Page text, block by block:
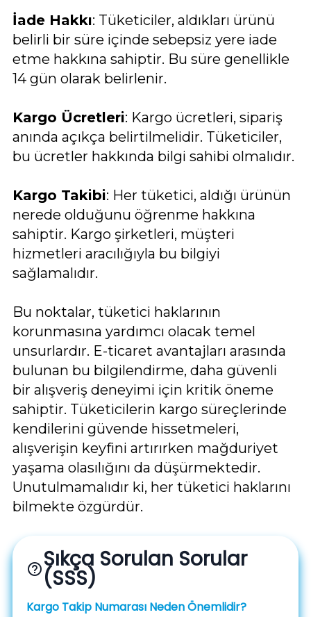
İade Hakkı: Tüketiciler, aldıkları ürünü
belirli bir süre içinde sebepsiz yere iade
etme hakkına sahiptir. Bu süre genellikle
14 gün olarak belirlenir.
Kargo Ücretleri: Kargo ücretleri, sipariş
anında açıkça belirtilmelidir. Tüketiciler,
bu ücretler hakkında bilgi sahibi olmalıdır.
Kargo Takibi: Her tüketici, aldığı ürünün
nerede olduğunu öğrenme hakkına
sahiptir. Kargo şirketleri, müşteri
hizmetleri aracılığıyla bu bilgiyi
sağlamalıdır.
Bu noktalar, tüketici haklarının
korunmasına yardımcı olacak temel
unsurlardır. E-ticaret avantajları arasında
bulunan bu bilgilendirme, daha güvenli
bir alışveriş deneyimi için kritik öneme
sahiptir. Tüketicilerin kargo süreçlerinde
kendilerini güvende hissetmeleri,
alışverişin keyfini artırırken mağduriyet
yaşama olasılığını da düşürmektedir.
Unutulmamalıdır ki, her tüketici haklarını
bilmekte özgürdür.
help_outlineSıkça Sorulan Sorular
(SSS)
Kargo Takip Numarası Neden Önemlidir?